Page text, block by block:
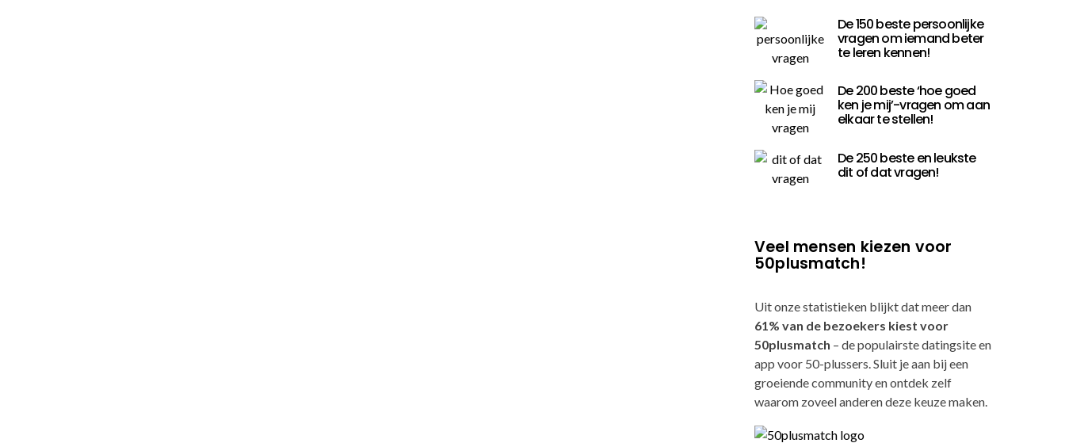
De 150 beste persoonlijke
vragen om iemand beter
te leren kennen!
De 200 beste ‘hoe goed
ken je mij’-vragen om aan
elkaar te stellen!
De 250 beste en leukste
dit of dat vragen!
Veel mensen kiezen voor
50plusmatch!
Uit onze statistieken blijkt dat meer dan
61% van de bezoekers kiest voor
50plusmatch – de populairste datingsite en
app voor 50-plussers. Sluit je aan bij een
groeiende community en ontdek zelf
waarom zoveel anderen deze keuze maken.